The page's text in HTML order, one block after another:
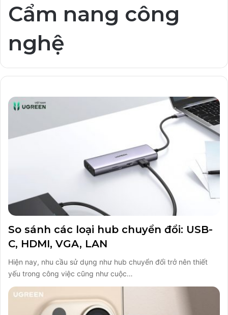
Cẩm nang công
nghệ
So sánh các loại hub chuyển đổi: USB-
C, HDMI, VGA, LAN
Hiện nay, nhu cầu sử dụng như hub chuyển đổi trở nên thiết
yếu trong công việc cũng như cuộc…